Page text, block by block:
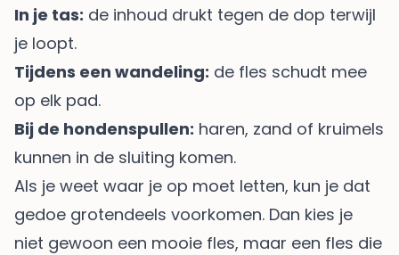
In je tas: de inhoud drukt tegen de dop terwijl
je loopt.
Tijdens een wandeling: de fles schudt mee
op elk pad.
Bij de hondenspullen: haren, zand of kruimels
kunnen in de sluiting komen.
Als je weet waar je op moet letten, kun je dat
gedoe grotendeels voorkomen. Dan kies je
niet gewoon een mooie fles, maar een fles die